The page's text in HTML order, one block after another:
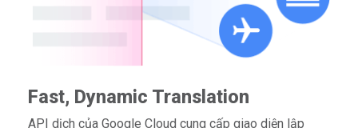
Fast, Dynamic Translation
API dịch của Google Cloud cung cấp giao diện lập